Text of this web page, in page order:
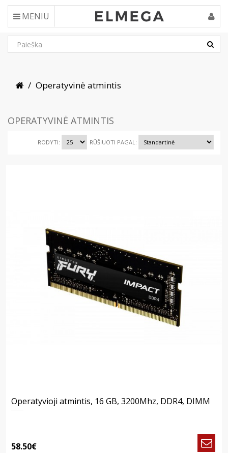
MENIU
Operatyvinė atmintis
OPERATYVINĖ ATMINTIS
RŪŠIUOTI PAGAL:
RODYTI:
Operatyvioji atmintis, 16 GB, 3200Mhz, DDR4, DIMM
58.50€